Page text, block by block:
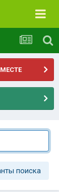
поиска